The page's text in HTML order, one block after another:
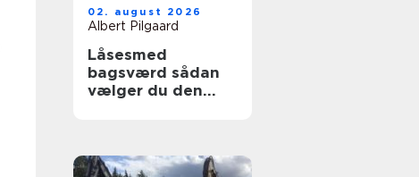
02. august 2026
Albert Pilgaard
Låsesmed
bagsværd sådan
vælger du den